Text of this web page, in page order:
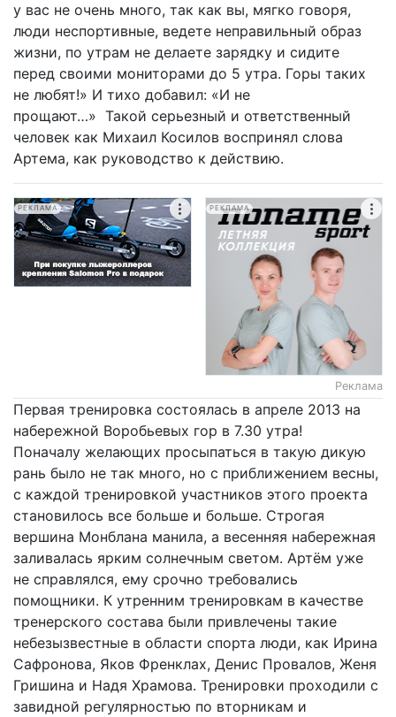
у вас не очень много, так как вы, мягко говоря,
люди неспортивные, ведете неправильный образ
жизни, по утрам не делаете зарядку и сидите
перед своими мониторами до 5 утра. Горы таких
не любят!» И тихо добавил: «И не
прощают…» Такой серьезный и ответственный
человек как Михаил Косилов воспринял слова
Артема, как руководство к действию.
РЕКЛАМА РЕКЛАМА
Реклама
Первая тренировка состоялась в апреле 2013 на
набережной Воробьевых гор в 7.30 утра!
Поначалу желающих просыпаться в такую дикую
рань было не так много, но с приближением весны,
с каждой тренировкой участников этого проекта
становилось все больше и больше. Строгая
вершина Монблана манила, а весенняя набережная
заливалась ярким солнечным светом. Артём уже
не справлялся, ему срочно требовались
помощники. К утренним тренировкам в качестве
тренерского состава были привлечены такие
небезызвестные в области спорта люди, как Ирина
Сафронова, Яков Френклах, Денис Провалов, Женя
Гришина и Надя Храмова. Тренировки проходили с
завидной регулярностью по вторникам и